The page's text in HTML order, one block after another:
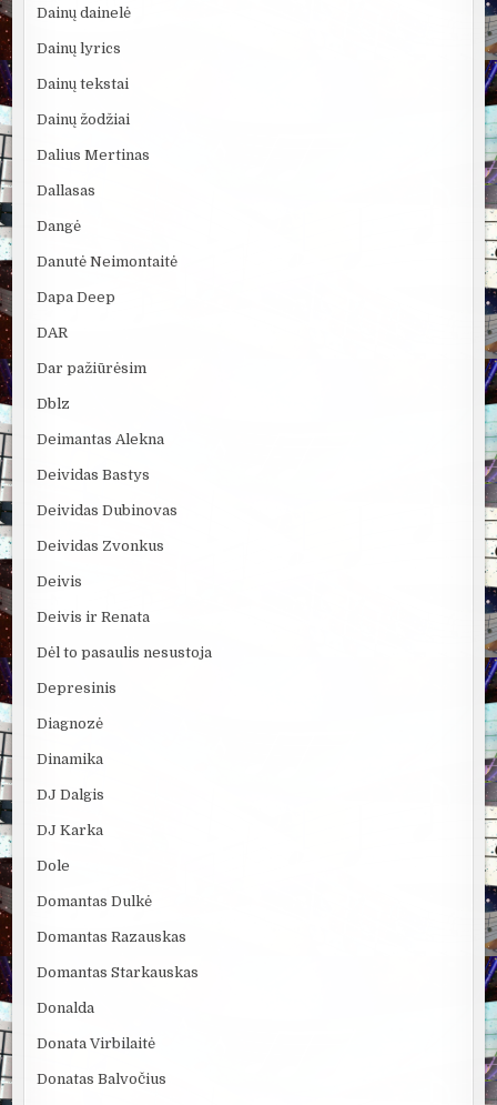
Dainų dainelė
Dainų lyrics
Dainų tekstai
Dainų žodžiai
Dalius Mertinas
Dallasas
Dangė
Danutė Neimontaitė
Dapa Deep
DAR
Dar pažiūrėsim
Dblz
Deimantas Alekna
Deividas Bastys
Deividas Dubinovas
Deividas Zvonkus
Deivis
Deivis ir Renata
Dėl to pasaulis nesustoja
Depresinis
Diagnozė
Dinamika
DJ Dalgis
DJ Karka
Dole
Domantas Dulkė
Domantas Razauskas
Domantas Starkauskas
Donalda
Donata Virbilaitė
Donatas Balvočius